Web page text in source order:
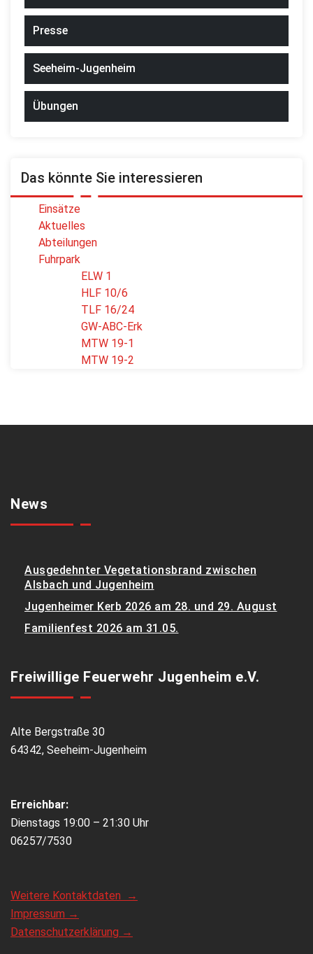
Presse
Seeheim-Jugenheim
Übungen
Das könnte Sie interessieren
Einsätze
Aktuelles
Abteilungen
Fuhrpark
ELW 1
HLF 10/6
TLF 16/24
GW-ABC-Erk
MTW 19-1
MTW 19-2
News
Ausgedehnter Vegetationsbrand zwischen
Alsbach und Jugenheim
Jugenheimer Kerb 2026 am 28. und 29. August
Familienfest 2026 am 31.05.
Freiwillige Feuerwehr Jugenheim e.V.
Alte Bergstraße 30
64342, Seeheim-Jugenheim
Erreichbar:
Dienstags 19:00 – 21:30 Uhr
06257/7530
Weitere Kontaktdaten →
Impressum →
Datenschutzerklärung →